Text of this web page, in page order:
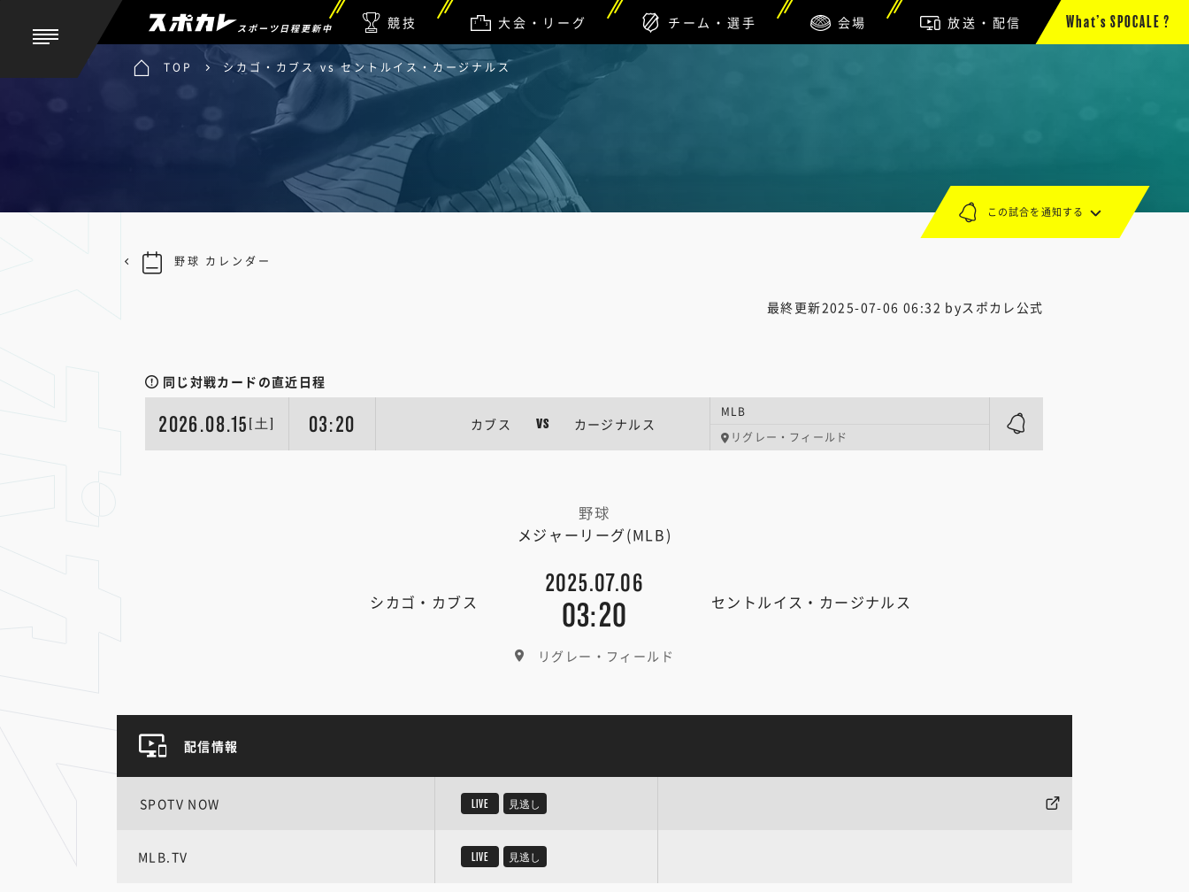
スポーツ日程更新中 競技 大会・リーグ チーム・選手 会場 放送・配信 What’s SPOCALE ?
TOP シカゴ・カブス vs セントルイス・カージナルス
最終更新2025-07-06 06:32 byスポカレ公式
同じ対戦カードの直近日程
2026.08.15 [土] 03:20 カブス VS カージナルス
MLB
リグレー・フィールド
野球
メジャーリーグ(MLB)
シカゴ・カブス
2025.07.06
03:20 セントルイス・カージナルス
リグレー・フィールド
この試合を通知する
野球 カレンダー
配信情報
SPOTV NOW LIVE 見逃し
MLB.TV LIVE 見逃し